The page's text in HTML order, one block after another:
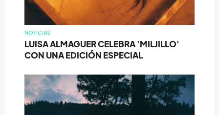
NOTICIAS
LUISA ALMAGUER CELEBRA 'MILJILLO'
CON UNA EDICIÓN ESPECIAL